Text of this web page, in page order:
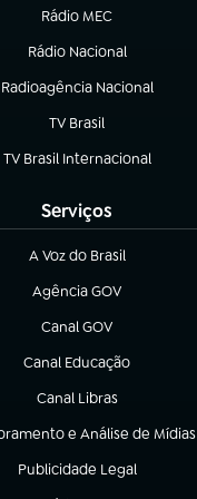
Rádio MEC
(abre em nova aba)
Rádio Nacional
Radioagência Nacional
(abre em nova aba)
TV Brasil
(abre em nova aba)
TV Brasil Internacional
(abre em nova aba)
Serviços
A Voz do Brasil
(abre em nova aba)
Agência GOV
(abre em nova aba)
Canal GOV
(abre em nova aba)
Canal Educação
(abre em nova aba)
Canal Libras
(abre em nova aba)
e Análise de Mídias
nova aba)
Publicidade Legal
(abre em nova aba)